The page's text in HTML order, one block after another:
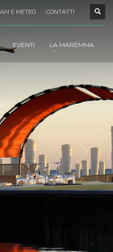
E METEO CONTATTI
EVENTI LA MAREMMA